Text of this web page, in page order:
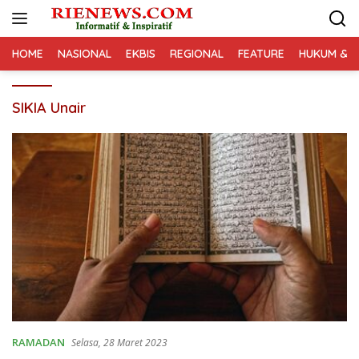
HOME NASIONAL EKBIS REGIONAL FEATURE HUKUM &
SIKIA Unair
RAMADAN Selasa, 28 Maret 2023